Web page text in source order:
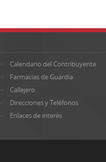
Calendario del Contribuyente
Farmacias de Guardia
Callejero
Direcciones y Teléfonos
Enlaces de interés